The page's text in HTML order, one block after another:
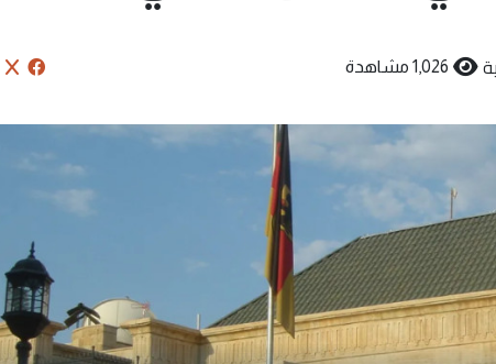
1,026 مشاهدة